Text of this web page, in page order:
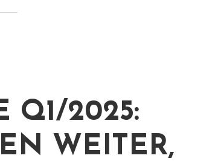
Q1/2025:
WEITER,